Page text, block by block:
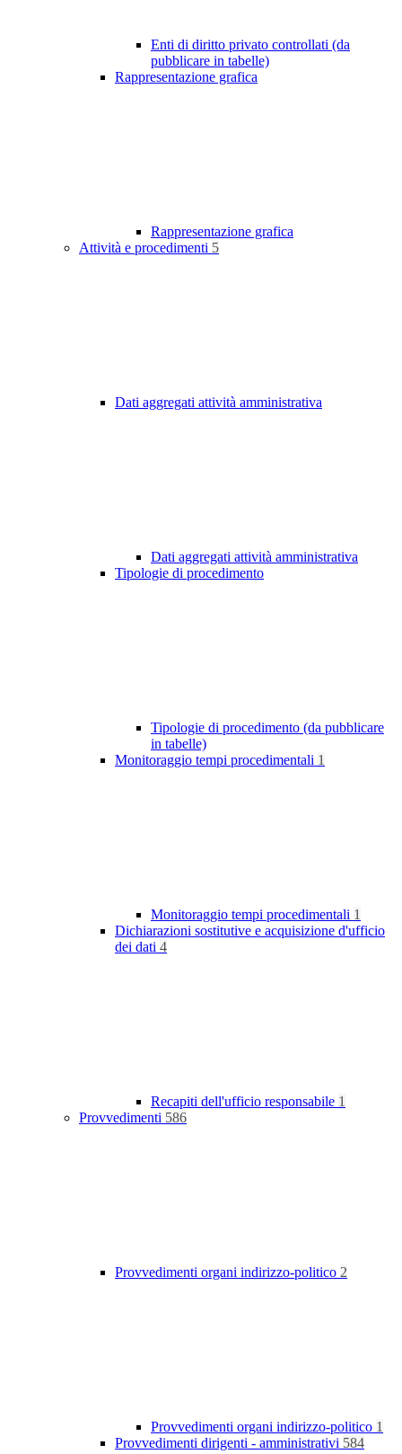
Enti di diritto privato controllati (da
pubblicare in tabelle)
Rappresentazione grafica
Rappresentazione grafica
Attività e procedimenti 5
Dati aggregati attività amministrativa
Dati aggregati attività amministrativa
Tipologie di procedimento
Tipologie di procedimento (da pubblicare
in tabelle)
Monitoraggio tempi procedimentali 1
Monitoraggio tempi procedimentali 1
Dichiarazioni sostitutive e acquisizione d'ufficio
dei dati 4
Recapiti dell'ufficio responsabile 1
Provvedimenti 586
Provvedimenti organi indirizzo-politico 2
Provvedimenti organi indirizzo-politico 1
Provvedimenti dirigenti - amministrativi 584